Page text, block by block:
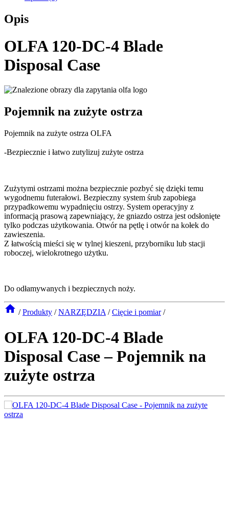
Opis
OLFA 120-DC-4 Blade
Disposal Case
Pojemnik na zużyte ostrza
Pojemnik na zużyte ostrza OLFA
-Bezpiecznie i łatwo zutylizuj zużyte ostrza
Zużytymi ostrzami można bezpiecznie pozbyć się dzięki temu
wygodnemu futerałowi. Bezpieczny system śrub zapobiega
przypadkowemu wypadnięciu ostrzy. System operacyjny z
informacją prasową zapewniający, że gniazdo ostrza jest odsłonięte
tylko podczas użytkowania. Otwór na pętlę i otwór na kołek do
zawieszenia.
Z łatwością mieści się w tylnej kieszeni, przyborniku lub stacji
roboczej, wielokrotnego użytku.
Do odłamywanych i bezpiecznych noży.
/ Produkty / NARZĘDZIA / Cięcie i pomiar /
OLFA 120-DC-4 Blade
Disposal Case – Pojemnik na
zużyte ostrza